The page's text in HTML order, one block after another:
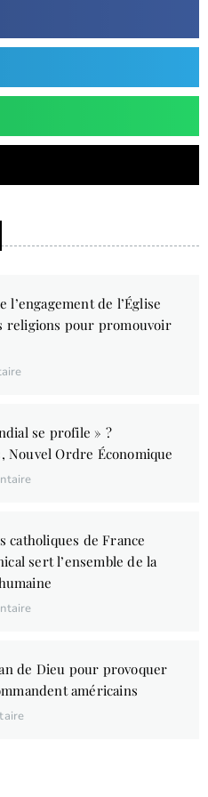
de l’Église
religions pour promouvoir
se profile » ?
Nouvel Ordre Économique
catholiques de France
sert l’ensemble de la
de Dieu pour provoquer
américains